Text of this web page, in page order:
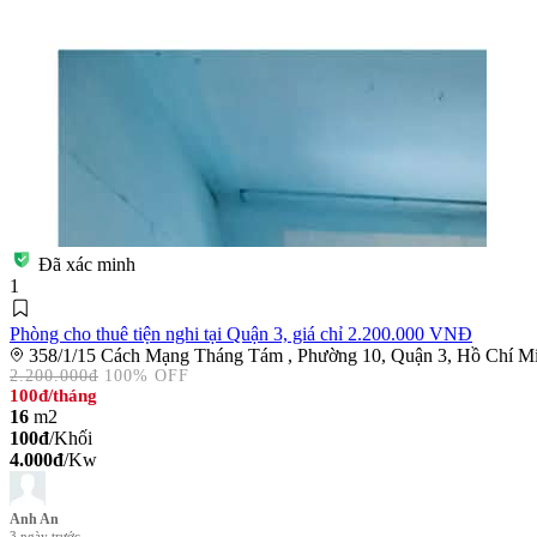
Đã xác minh
1
Phòng cho thuê tiện nghi tại Quận 3, giá chỉ 2.200.000 VNĐ
358/1/15 Cách Mạng Tháng Tám , Phường 10, Quận 3, Hồ Chí
2.200.000đ 100% OFF
100đ/tháng
16 m2
100đ/Khối
4.000đ/Kw
Anh An